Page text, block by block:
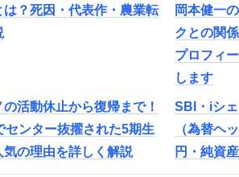
は？死因・代表作・農業転
岡本健一
クとの関
プロフィ
します
活動休止から復帰まで！
センター抜擢された5期生
気の理由を詳しく解説
SBI・iシ
（為替ヘ
円・純資